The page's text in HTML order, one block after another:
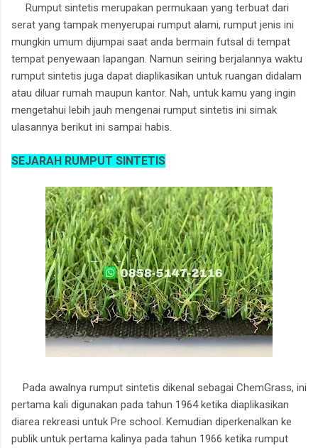
Rumput sintetis merupakan permukaan yang terbuat dari
serat yang tampak menyerupai rumput alami, rumput jenis ini
mungkin umum dijumpai saat anda bermain futsal di tempat
tempat penyewaan lapangan. Namun seiring berjalannya waktu
rumput sintetis juga dapat diaplikasikan untuk ruangan didalam
atau diluar rumah maupun kantor. Nah, untuk kamu yang ingin
mengetahui lebih jauh mengenai rumput sintetis ini simak
ulasannya berikut ini sampai habis.
SEJARAH RUMPUT SINTETIS
Pada awalnya rumput sintetis dikenal sebagai ChemGrass, ini
pertama kali digunakan pada tahun 1964 ketika diaplikasikan
diarea rekreasi untuk Pre school. Kemudian diperkenalkan ke
publik untuk pertama kalinya pada tahun 1966 ketika rumput